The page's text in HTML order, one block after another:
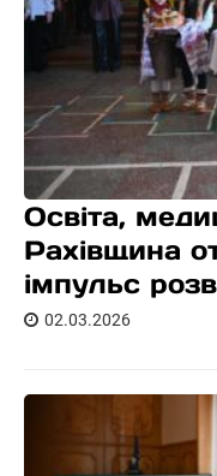
Освіта,
Рахівщина
імпульс
02.03.2026